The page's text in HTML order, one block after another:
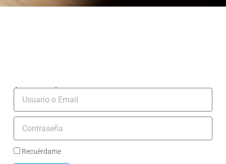
Acceso socios
Recuérdame